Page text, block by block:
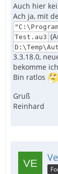
Auch hier
Ach ja, mit
Test.au3
3.3.18.0,
bekomme
Bin ratlos
Gruß
Reinhard